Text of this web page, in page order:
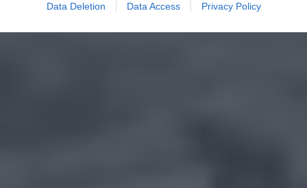
Data Deletion Data Access Privacy Policy